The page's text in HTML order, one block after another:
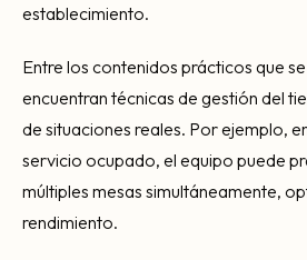
establecimiento.
Entre los contenidos prácticos que
encuentran técnicas de gestión del
de situaciones reales. Por ejemplo,
servicio ocupado, el equipo puede
múltiples mesas simultáneamente,
rendimiento.